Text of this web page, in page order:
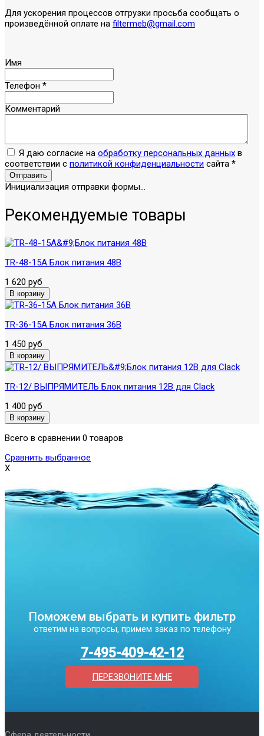
Для ускорения процессов отгрузки просьба сообщать о
произведённой оплате на filtermeb@gmail.com
Имя
Телефон *
Комментарий
Я даю согласие на обработку персональных данных в
соответствии с политикой конфиденциальности сайта *
Отправить
Инициализация отправки формы...
Рекомендуемые товары
TR-48-15A Блок питания 48В
1 620 руб
TR-36-15A Блок питания 36В
1 450 руб
TR-12/ ВЫПРЯМИТЕЛЬ Блок питания 12В для Clack
1 400 руб
Всего в сравнении 0 товаров
Сравнить выбранное
X
Поможем выбрать и купить фильтр
ответим на вопросы, примем заказ по телефону
7-495-409-42-12
ПЕРЕЗВОНИТЕ МНЕ